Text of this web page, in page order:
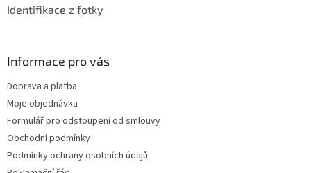
Identifikace z fotky
Informace pro vás
Doprava a platba
Moje objednávka
Formulář pro odstoupení od smlouvy
Obchodní podmínky
Podmínky ochrany osobních údajů